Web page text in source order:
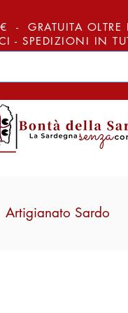
- GRATUITA
- SPEDIZIONI IN
Artigianato Sardo